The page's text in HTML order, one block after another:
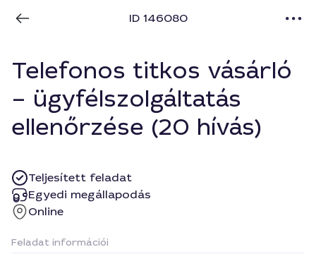
ID 146080
Telefonos titkos vásárló
– ügyfélszolgáltatás
ellenőrzése (20 hívás)
Teljesített feladat
Egyedi megállapodás
Online
Feladat információi